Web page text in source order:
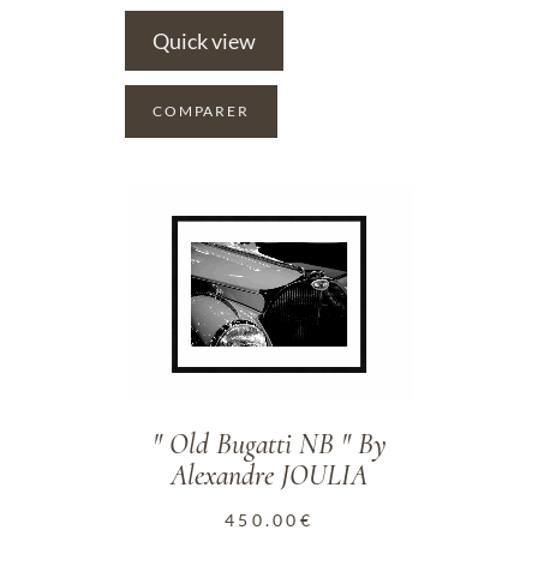
Quick view
COMPARER
" Old Bugatti NB " By
Alexandre JOULIA
450.00 €